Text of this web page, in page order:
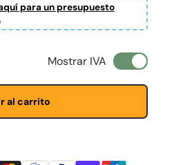
para un presupuesto
Mostrar IVA
al carrito